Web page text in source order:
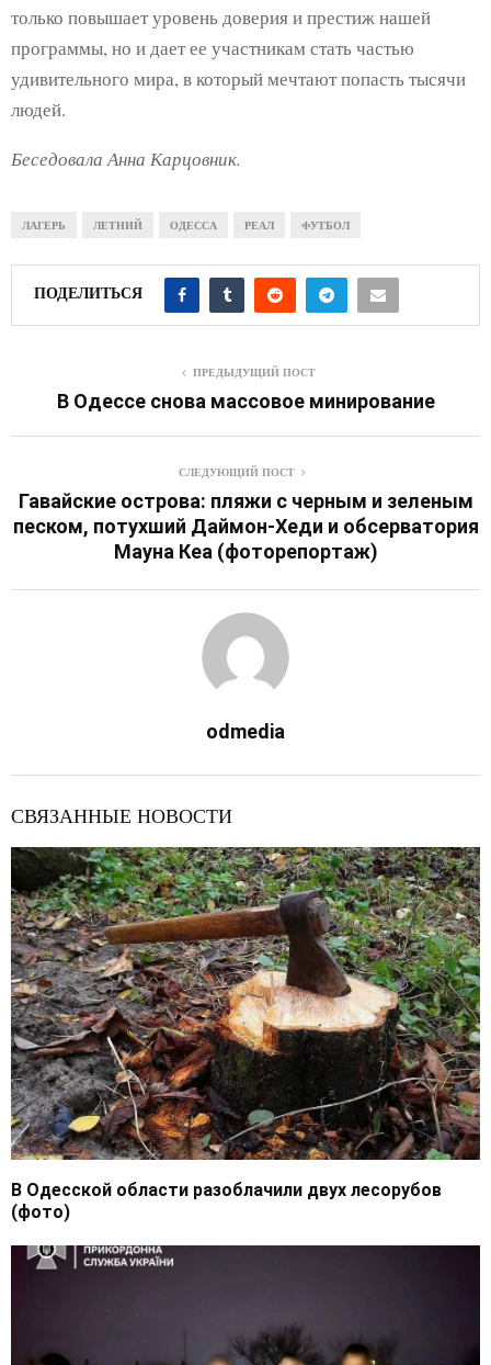
только повышает уровень доверия и престиж нашей
программы, но и дает ее участникам стать частью
удивительного мира, в который мечтают попасть тысячи
людей.
Беседовала Анна Карцовник.
ЛАГЕРЬ ЛЕТНИЙ ОДЕССА РЕАЛ ФУТБОЛ
ПОДЕЛИТЬСЯ
ПРЕДЫДУЩИЙ ПОСТ
В Одессе снова массовое минирование
СЛЕДУЮЩИЙ ПОСТ
Гавайские острова: пляжи с черным и зеленым
песком, потухший Даймон-Хеди и обсерватория
Мауна Кеа (фоторепортаж)
odmedia
СВЯЗАННЫЕ НОВОСТИ
В Одесской области разоблачили двух лесорубов
(фото)